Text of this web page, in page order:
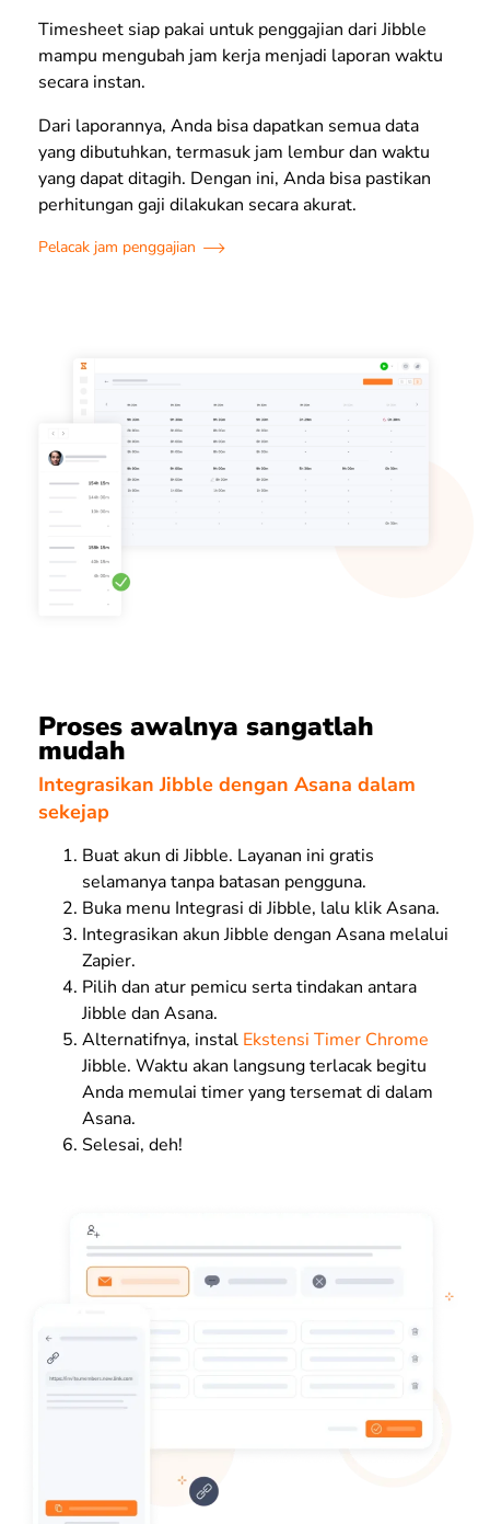
Timesheet siap pakai untuk penggajian dari Jibble
mampu mengubah jam kerja menjadi laporan waktu
secara instan.
Dari laporannya, Anda bisa dapatkan semua data
yang dibutuhkan, termasuk jam lembur dan waktu
yang dapat ditagih. Dengan ini, Anda bisa pastikan
perhitungan gaji dilakukan secara akurat.
Pelacak jam penggajian
Proses awalnya sangatlah
mudah
Integrasikan Jibble dengan Asana dalam
sekejap
Buat akun di Jibble. Layanan ini gratis
selamanya tanpa batasan pengguna.
Buka menu Integrasi di Jibble, lalu klik Asana.
Integrasikan akun Jibble dengan Asana melalui
Zapier.
Pilih dan atur pemicu serta tindakan antara
Jibble dan Asana.
Alternatifnya, instal Ekstensi Timer Chrome
Jibble. Waktu akan langsung terlacak begitu
Anda memulai timer yang tersemat di dalam
Asana.
Selesai, deh!